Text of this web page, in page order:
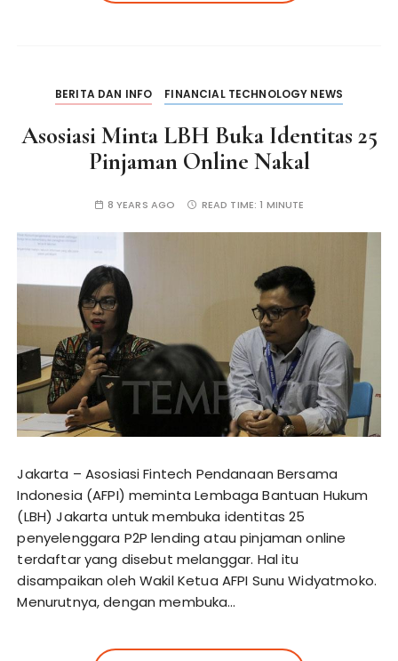
BERITA DAN INFO FINANCIAL TECHNOLOGY NEWS
Asosiasi Minta LBH Buka Identitas 25
Pinjaman Online Nakal
8 YEARS AGO READ TIME:1 MINUTE
Jakarta – Asosiasi Fintech Pendanaan Bersama
Indonesia (AFPI) meminta Lembaga Bantuan Hukum
(LBH) Jakarta untuk membuka identitas 25
penyelenggara P2P lending atau pinjaman online
terdaftar yang disebut melanggar. Hal itu
disampaikan oleh Wakil Ketua AFPI Sunu Widyatmoko.
Menurutnya, dengan membuka…